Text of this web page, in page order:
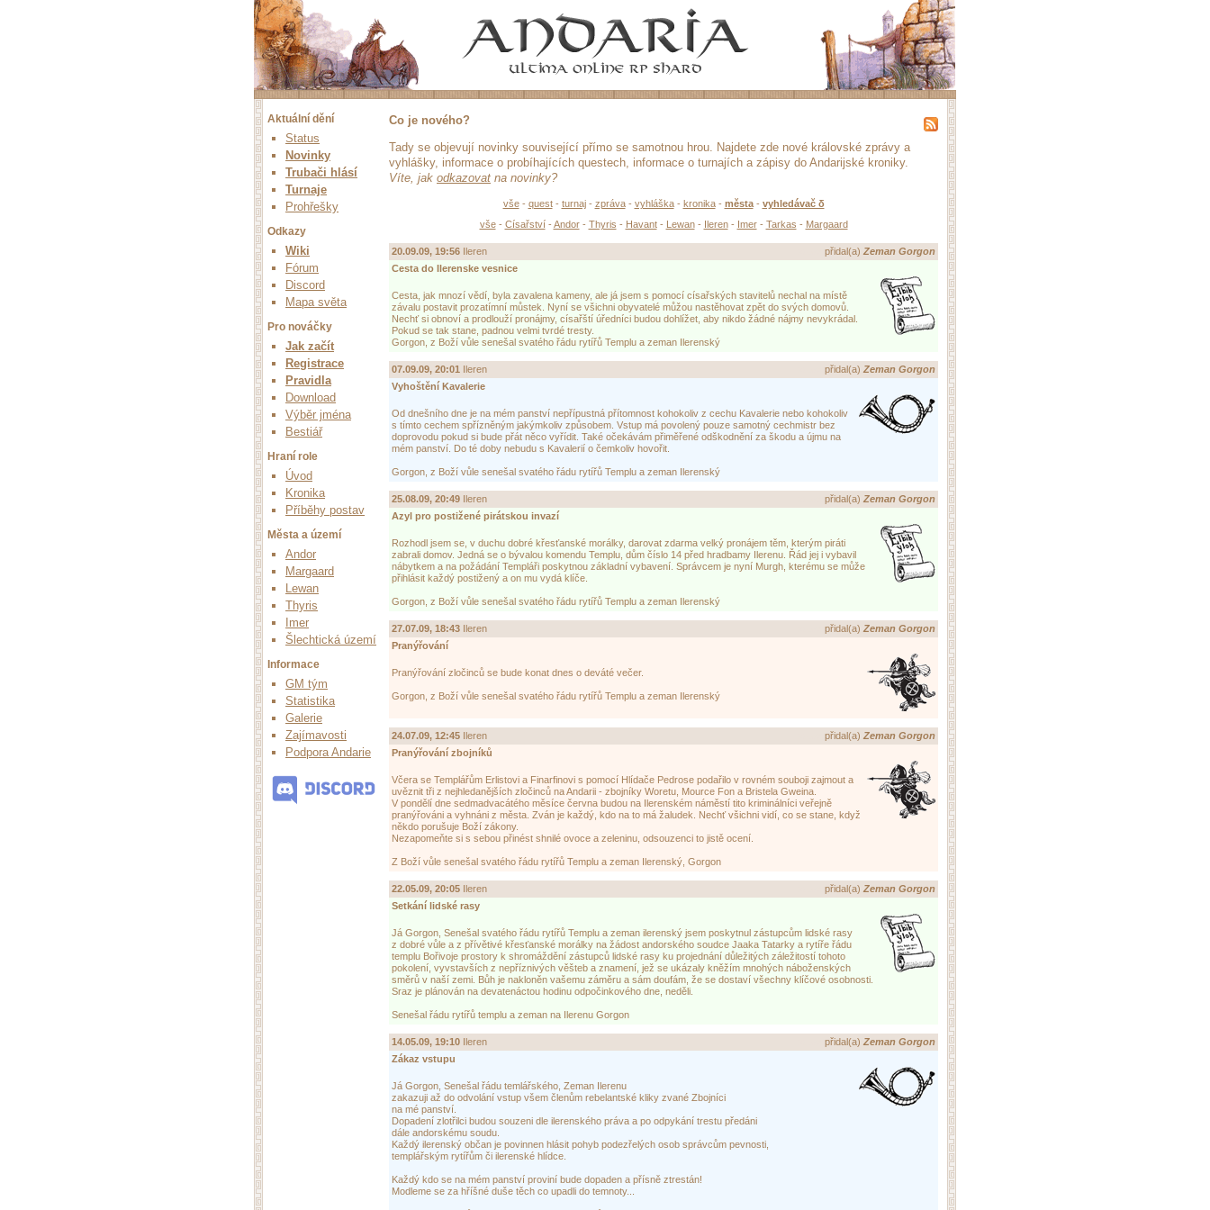
Aktuální dění
Status
Novinky
Trubači hlásí
Turnaje
Prohřešky
Odkazy
Wiki
Fórum
Discord
Mapa světa
Pro nováčky
Jak začít
Registrace
Pravidla
Download
Výběr jména
Bestiář
Hraní role
Úvod
Kronika
Příběhy postav
Města a území
Andor
Margaard
Lewan
Thyris
Imer
Šlechtická území
Informace
GM tým
Statistika
Galerie
Zajímavosti
Podpora Andarie
Co je nového?
Tady se objevují novinky související přímo se samotnou hrou. Najdete zde nové královské zprávy a
vyhlášky, informace o probíhajících questech, informace o turnajích a zápisy do Andarijské kroniky.
Víte, jak odkazovat na novinky?
vše- quest- turnaj- zpráva- vyhláška- kronika- města- vyhledávač δ
vše- Císařství -Andor- Thyris - Havant- Lewan- Ileren- Imer- Tarkas - Margaard
20.09.09, 19:56 Ileren přidal(a) Zeman Gorgon
Cesta do Ilerenske vesnice
Cesta, jak mnozí vědí, byla zavalena kameny, ale já jsem s pomocí císařských stavitelů nechal na místě
závalu postavit prozatímní můstek. Nyní se všichni obyvatelé můžou nastěhovat zpět do svých domovů.
Nechť si obnoví a prodlouží pronájmy, císařští úředníci budou dohlížet, aby nikdo žádné nájmy nevykrádal.
Pokud se tak stane, padnou velmi tvrdé tresty.
Gorgon, z Boží vůle senešal svatého řádu rytířů Templu a zeman Ilerenský
07.09.09, 20:01 Ileren přidal(a) Zeman Gorgon
Vyhoštění Kavalerie
Od dnešního dne je na mém panství nepřípustná přítomnost kohokoliv z cechu Kavalerie nebo kohokoliv
s tímto cechem spřízněným jakýmkoliv způsobem. Vstup má povolený pouze samotný cechmistr bez
doprovodu pokud si bude přát něco vyřídit. Také očekávám přiměřené odškodnění za škodu a újmu na
mém panství. Do té doby nebudu s Kavalerií o čemkoliv hovořit.
Gorgon, z Boží vůle senešal svatého řádu rytířů Templu a zeman Ilerenský
25.08.09, 20:49 Ileren přidal(a) Zeman Gorgon
Azyl pro postižené pirátskou invazí
Rozhodl jsem se, v duchu dobré křesťanské morálky, darovat zdarma velký pronájem těm, kterým piráti
zabrali domov. Jedná se o bývalou komendu Templu, dům číslo 14 před hradbamy Ilerenu. Řád jej i vybavil
nábytkem a na požádání Templáři poskytnou základní vybavení. Správcem je nyní Murgh, kterému se může
přihlásit každý postižený a on mu vydá klíče.
Gorgon, z Boží vůle senešal svatého řádu rytířů Templu a zeman Ilerenský
27.07.09, 18:43 Ileren přidal(a) Zeman Gorgon
Pranýřování
Pranýřování zločinců se bude konat dnes o deváté večer.
Gorgon, z Boží vůle senešal svatého řádu rytířů Templu a zeman Ilerenský
24.07.09, 12:45 Ileren přidal(a) Zeman Gorgon
Pranýřování zbojníků
Včera se Templářům Erlistovi a Finarfinovi s pomocí Hlídače Pedrose podařilo v rovném souboji zajmout a
uvěznit tři z nejhledanějších zločinců na Andarii - zbojníky Woretu, Mource Fon a Bristela Gweina.
V pondělí dne sedmadvacátého měsíce června budou na Ilerenském náměstí tito kriminálníci veřejně
pranýřováni a vyhnáni z města. Zván je každý, kdo na to má žaludek. Nechť všichni vidí, co se stane, když
někdo porušuje Boží zákony.
Nezapomeňte si s sebou přinést shnilé ovoce a zeleninu, odsouzenci to jistě ocení.
Z Boží vůle senešal svatého řádu rytířů Templu a zeman Ilerenský, Gorgon
22.05.09, 20:05 Ileren přidal(a) Zeman Gorgon
Setkání lidské rasy
Já Gorgon, Senešal svatého řádu rytířů Templu a zeman ilerenský jsem poskytnul zástupcům lidské rasy
z dobré vůle a z přívětivé křesťanské morálky na žádost andorského soudce Jaaka Tatarky a rytíře řádu
templu Bořivoje prostory k shromáždění zástupců lidské rasy ku projednání důležitých záležitostí tohoto
pokolení, vyvstavších z nepříznivých věšteb a znamení, jež se ukázaly kněžím mnohých náboženských
směrů v naší zemi. Bůh je nakloněn vašemu záměru a sám doufám, že se dostaví všechny klíčové osobnosti.
Sraz je plánován na devatenáctou hodinu odpočinkového dne, neděli.
Senešal řádu rytířů templu a zeman na Ilerenu Gorgon
14.05.09, 19:10 Ileren přidal(a) Zeman Gorgon
Zákaz vstupu
Já Gorgon, Senešal řádu temlářského, Zeman Ilerenu
zakazuji až do odvolání vstup všem členům rebelantské kliky zvané Zbojníci
na mé panství.
Dopadení zlotřilci budou souzeni dle ilerenského práva a po odpykání trestu předáni
dále andorskému soudu.
Každý ilerenský občan je povinnen hlásit pohyb podezřelých osob správcům pevnosti,
templářským rytířům či ilerenské hlídce.
Každý kdo se na mém panství proviní bude dopaden a přísně ztrestán!
Modleme se za hříšné duše těch co upadli do temnoty...